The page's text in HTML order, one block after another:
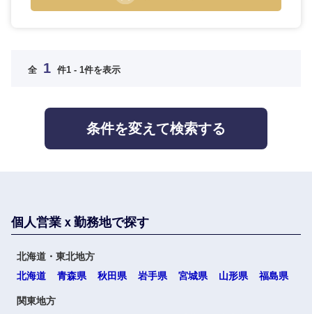
鳥取県
高知県
九州・沖縄
全 1 件1 - 1件を表示
条件を変えて検索する
個人営業ｘ勤務地で探す
北海道・東北地方
北海道
青森県 秋田県 岩手県 宮城県 山形県 福島県
関東地方